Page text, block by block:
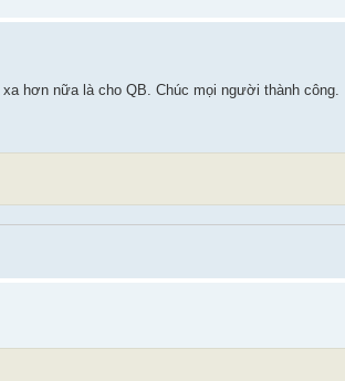
hơn nữa là cho QB. Chúc mọi người thành công.